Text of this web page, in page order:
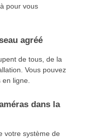
pour vous
agréé
de tous, de la
Vous pouvez
en ligne.
dans la
votre système de